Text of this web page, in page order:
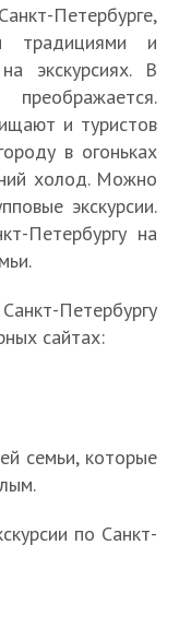
Петербурге,
традициями и
экскурсиях. В
и туристов
в огоньках
холод. Можно
экскурсии.
Петербургу на
Петербургу
сайтах:
семьи, которые
по Санкт-